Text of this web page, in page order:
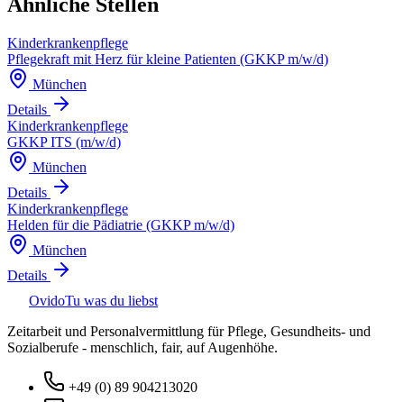
Kinderkrankenpflege
Pflegekraft mit Herz für kleine Patienten (GKKP m/w/d)
München
Details
Kinderkrankenpflege
GKKP ITS (m/w/d)
München
Details
Kinderkrankenpflege
Helden für die Pädiatrie (GKKP m/w/d)
München
Details
OvidoTu was du liebst
Zeitarbeit und Personalvermittlung für Pflege, Gesundheits- und
Sozialberufe - menschlich, fair, auf Augenhöhe.
+49 (0) 89 904213020